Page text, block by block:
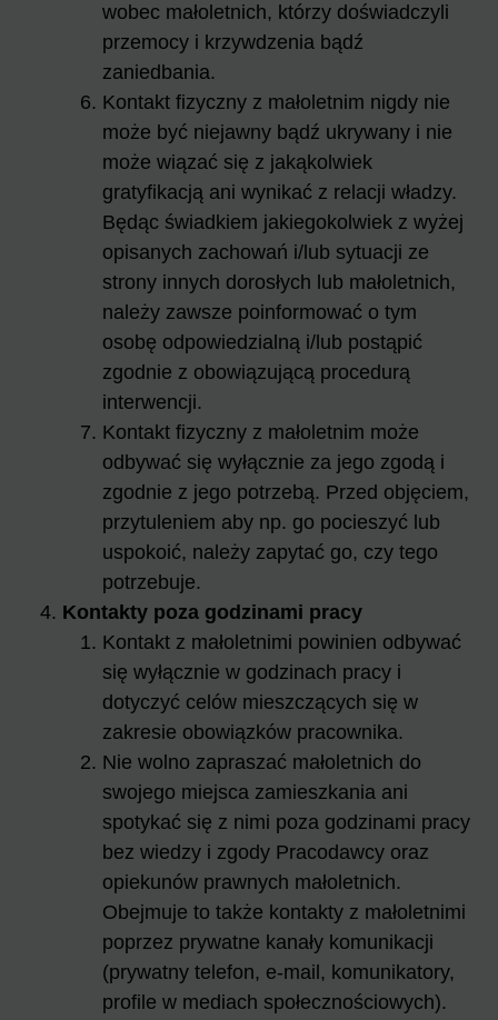
wobec małoletnich, którzy doświadczyli
przemocy i krzywdzenia bądź
zaniedbania.
Kontakt fizyczny z małoletnim nigdy nie
może być niejawny bądź ukrywany i nie
może wiązać się z jakąkolwiek
gratyfikacją ani wynikać z relacji władzy.
Będąc świadkiem jakiegokolwiek z wyżej
opisanych zachowań i/lub sytuacji ze
strony innych dorosłych lub małoletnich,
należy zawsze poinformować o tym
osobę odpowiedzialną i/lub postąpić
zgodnie z obowiązującą procedurą
interwencji.
Kontakt fizyczny z małoletnim może
odbywać się wyłącznie za jego zgodą i
zgodnie z jego potrzebą. Przed objęciem,
przytuleniem aby np. go pocieszyć lub
uspokoić, należy zapytać go, czy tego
potrzebuje.
Kontakty poza godzinami pracy
Kontakt z małoletnimi powinien odbywać
się wyłącznie w godzinach pracy i
dotyczyć celów mieszczących się w
zakresie obowiązków pracownika.
Nie wolno zapraszać małoletnich do
swojego miejsca zamieszkania ani
spotykać się z nimi poza godzinami pracy
bez wiedzy i zgody Pracodawcy oraz
opiekunów prawnych małoletnich.
Obejmuje to także kontakty z małoletnimi
poprzez prywatne kanały komunikacji
(prywatny telefon, e-mail, komunikatory,
profile w mediach społecznościowych).